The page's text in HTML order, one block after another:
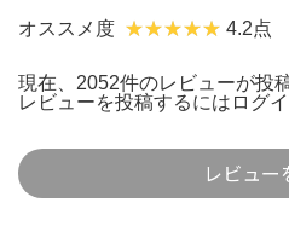
オススメ度 4.2点
現在、2052件のレビューが投
レビューを投稿するには ログ
レビュー